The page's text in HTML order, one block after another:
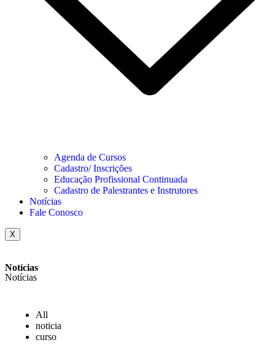
Agenda de Cursos
Cadastro/ Inscrições
Educação Profissional Continuada
Cadastro de Palestrantes e Instrutores
Notícias
Fale Conosco
X
Notícias
Notícias
All
noticia
curso